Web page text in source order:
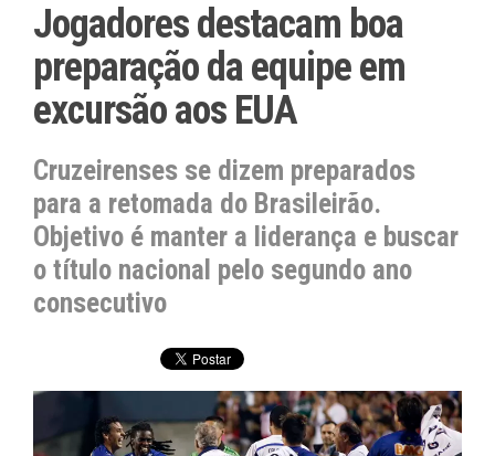
Jogadores destacam boa
preparação da equipe em
excursão aos EUA
Cruzeirenses se dizem preparados
para a retomada do Brasileirão.
Objetivo é manter a liderança e buscar
o título nacional pelo segundo ano
consecutivo